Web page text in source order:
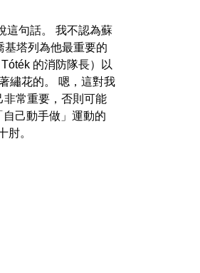
這句話。 我不認為蘇
基塔列為他最重要的
的消防隊長）以
繡花的。 嗯，這對我
非常重要，否則可能
己動手做」運動的
肘。